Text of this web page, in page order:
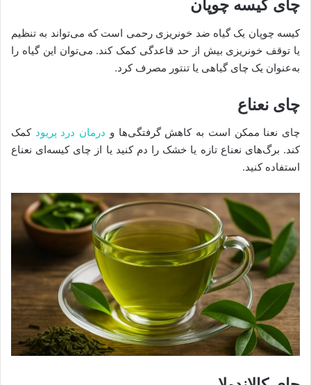
چای کیسه چوپان
کیسه چوپان یک گیاه ضد خونریزی رحمی است که می‌تواند به‌ تنظیم
یا توقف خونریزی بیش از حد قاعدگی کمک کند. می‌توان این گیاه را
به‌عنوان یک چای گیاهی یا تنتور مصرف کرد.
چای نعناع
چای نعنا ممکن است به کاهش گرفتگی‌ها و درمان درد پریود کمک
کند. برگ‌های نعناع تازه یا خشک را دم کنید یا از چای کیسه‌ای نعناع
استفاده کنید.